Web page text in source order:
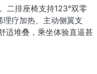
二排座椅支持123°双零
理疗加热、主动侧翼支
适堆叠，乘坐体验直逼甚